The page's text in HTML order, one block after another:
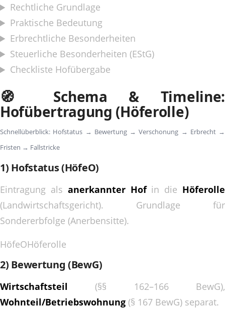
Rechtliche Grundlage
Praktische Bedeutung
Erbrechtliche Besonderheiten
Steuerliche Besonderheiten (EStG)
Checkliste Hofübergabe
🧭 Schema & Timeline:
Hofübertragung (Höferolle)
Schnellüberblick: Hofstatus → Bewertung → Verschonung → Erbrecht →
Fristen → Fallstricke
1) Hofstatus (HöfeO)
Eintragung als anerkannter Hofin die Höferolle
(Landwirtschaftsgericht). Grundlage für
Sondererbfolge (Anerbensitte).
HöfeOHöferolle
2) Bewertung (BewG)
Wirtschaftsteil (§§ 162–166 BewG),
Wohnteil/Betriebswohnung (§ 167 BewG) separat.